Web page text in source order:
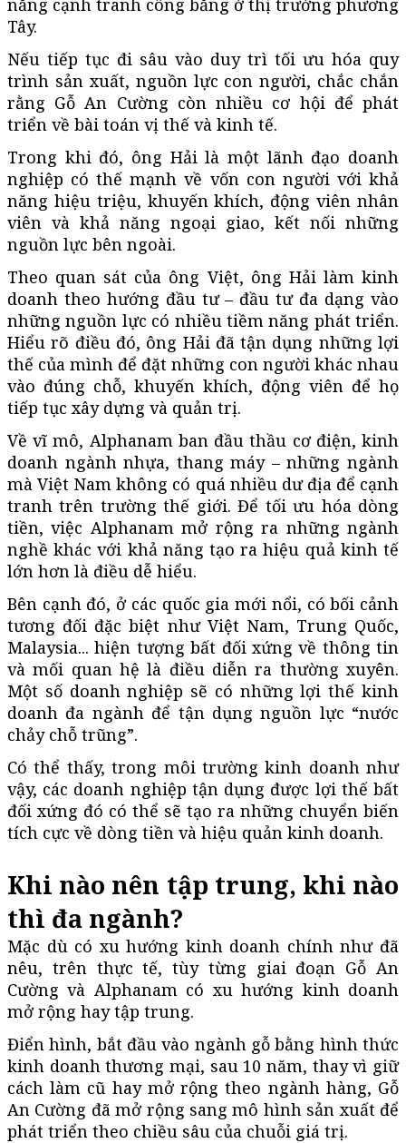
năng cạnh tranh công bằng ở thị trường phương
Tây.
Nếu tiếp tục đi sâu vào duy trì tối ưu hóa quy
trình sản xuất, nguồn lực con người, chắc chắn
rằng Gỗ An Cường còn nhiều cơ hội để phát
triển về bài toán vị thế và kinh tế.
Trong khi đó, ông Hải là một lãnh đạo doanh
nghiệp có thế mạnh về vốn con người với khả
năng hiệu triệu, khuyến khích, động viên nhân
viên và khả năng ngoại giao, kết nối những
nguồn lực bên ngoài.
Theo quan sát của ông Việt, ông Hải làm kinh
doanh theo hướng đầu tư – đầu tư đa dạng vào
những nguồn lực có nhiều tiềm năng phát triển.
Hiểu rõ điều đó, ông Hải đã tận dụng những lợi
thế của mình để đặt những con người khác nhau
vào đúng chỗ, khuyến khích, động viên để họ
tiếp tục xây dựng và quản trị.
Về vĩ mô, Alphanam ban đầu thầu cơ điện, kinh
doanh ngành nhựa, thang máy – những ngành
mà Việt Nam không có quá nhiều dư địa để cạnh
tranh trên trường thế giới. Để tối ưu hóa dòng
tiền, việc Alphanam mở rộng ra những ngành
nghề khác với khả năng tạo ra hiệu quả kinh tế
lớn hơn là điều dễ hiểu.
Bên cạnh đó, ở các quốc gia mới nổi, có bối cảnh
tương đối đặc biệt như Việt Nam, Trung Quốc,
Malaysia... hiện tượng bất đối xứng về thông tin
và mối quan hệ là điều diễn ra thường xuyên.
Một số doanh nghiệp sẽ có những lợi thế kinh
doanh đa ngành để tận dụng nguồn lực “nước
chảy chỗ trũng”.
Có thể thấy, trong môi trường kinh doanh như
vậy, các doanh nghiệp tận dụng được lợi thế bất
đối xứng đó có thể sẽ tạo ra những chuyển biến
tích cực về dòng tiền và hiệu quản kinh doanh.
Khi nào nên tập trung, khi nào
thì đa ngành?
Mặc dù có xu hướng kinh doanh chính như đã
nêu, trên thực tế, tùy từng giai đoạn Gỗ An
Cường và Alphanam có xu hướng kinh doanh
mở rộng hay tập trung.
Điển hình, bắt đầu vào ngành gỗ bằng hình thức
kinh doanh thương mại, sau 10 năm, thay vì giữ
cách làm cũ hay mở rộng theo ngành hàng, Gỗ
An Cường đã mở rộng sang mô hình sản xuất để
phát triển theo chiều sâu của chuỗi giá trị.